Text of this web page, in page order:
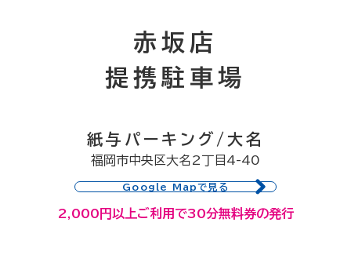
赤坂店
提携駐車場
紙与パーキング/大名
福岡市中央区大名2丁目4-40
Google Mapで見る
2,000円以上ご利用で30分無料券の発行